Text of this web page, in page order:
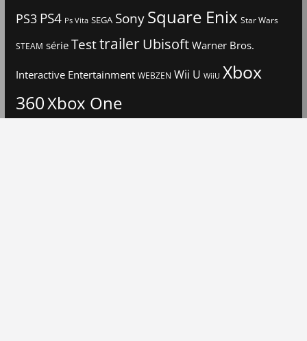
PS3 PS4 Ps Vita SEGA Sony Square Enix Star Wars
STEAM série TesttrailerUbisoftWarner Bros.
Interactive Entertainment WEBZEN Wii U WiiU Xbox
360Xbox One